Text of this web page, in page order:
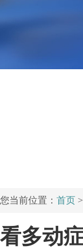
您当前位置： 首页 >
看多动